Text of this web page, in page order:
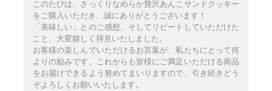
このたびは、さっくりなめらか贅沢あんこサンドクッキー
をご購入いただき、誠にありがとうございます！
「美味しい」とのご感想、そしてリピートしていただけた
こと、大変嬉しく拝見いたしました。
お客様の楽しんでいただけるお言葉が、私たちにとって何
よりの励みです。これからも皆様にご満足いただける商品
をお届けできるよう努めてまいりますので、引き続きどう
ぞよろしくお願いいたします。